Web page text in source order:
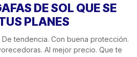
DE SOL QUE SE
PLANES
tendencia. Con buena protección.
Al mejor precio. Que te